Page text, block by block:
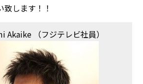
します！！
（フジテレビ社員）